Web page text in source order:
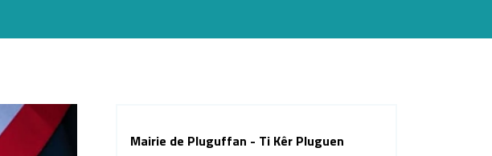
Mairie de Pluguffan - Ti Kêr Pluguen